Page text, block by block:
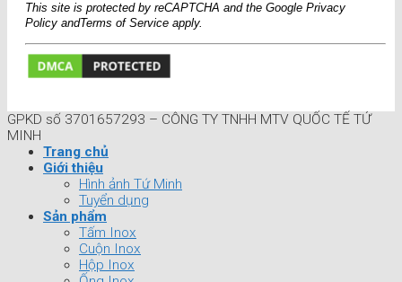
This site is protected by reCAPTCHA and the Google Privacy
Policy andTerms of Service apply.
GPKD số 3701657293 – CÔNG TY TNHH MTV QUỐC TẾ TỨ
MINH
Trang chủ
Giới thiệu
Hình ảnh Tứ Minh
Tuyển dụng
Sản phẩm
Tấm Inox
Cuộn Inox
Hộp Inox